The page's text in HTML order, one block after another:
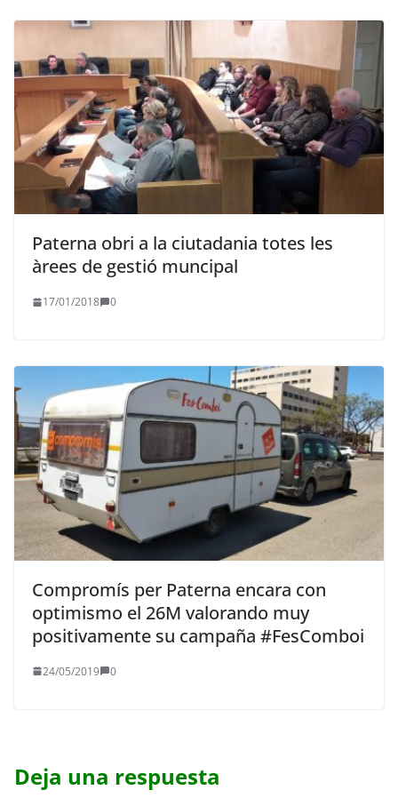
Paterna obri a la ciutadania totes les
àrees de gestió muncipal
17/01/2018 0
Compromís per Paterna encara con
optimismo el 26M valorando muy
positivamente su campaña #FesComboi
24/05/2019 0
Deja una respuesta